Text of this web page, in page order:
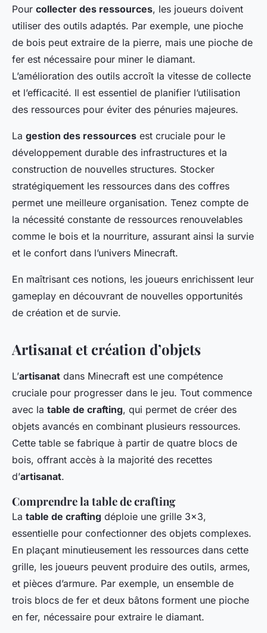
Pour collecter des ressources, les joueurs doivent
utiliser des outils adaptés. Par exemple, une pioche
de bois peut extraire de la pierre, mais une pioche de
fer est nécessaire pour miner le diamant.
L’amélioration des outils accroît la vitesse de collecte
et l’efficacité. Il est essentiel de planifier l’utilisation
des ressources pour éviter des pénuries majeures.
La gestion des ressources est cruciale pour le
développement durable des infrastructures et la
construction de nouvelles structures. Stocker
stratégiquement les ressources dans des coffres
permet une meilleure organisation. Tenez compte de
la nécessité constante de ressources renouvelables
comme le bois et la nourriture, assurant ainsi la survie
et le confort dans l’univers Minecraft.
En maîtrisant ces notions, les joueurs enrichissent leur
gameplay en découvrant de nouvelles opportunités
de création et de survie.
Artisanat et création d’objets
L’artisanat dans Minecraft est une compétence
cruciale pour progresser dans le jeu. Tout commence
avec la table de crafting, qui permet de créer des
objets avancés en combinant plusieurs ressources.
Cette table se fabrique à partir de quatre blocs de
bois, offrant accès à la majorité des recettes
d’artisanat.
Comprendre la table de crafting
La table de crafting déploie une grille 3×3,
essentielle pour confectionner des objets complexes.
En plaçant minutieusement les ressources dans cette
grille, les joueurs peuvent produire des outils, armes,
et pièces d’armure. Par exemple, un ensemble de
trois blocs de fer et deux bâtons forment une pioche
en fer, nécessaire pour extraire le diamant.